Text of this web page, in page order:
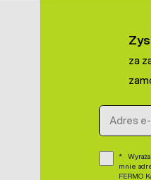
za
Adres e-
mnie
FERMO